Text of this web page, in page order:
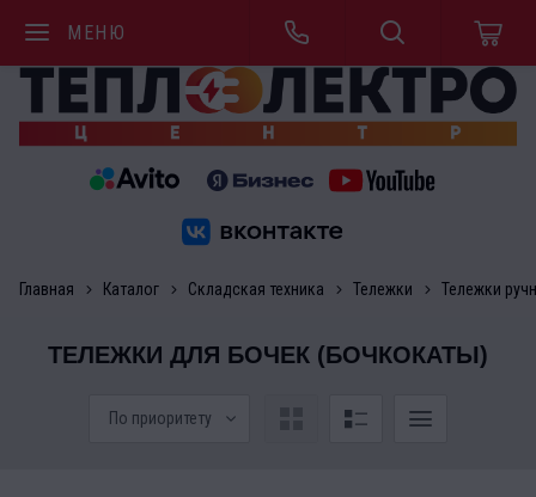
МЕНЮ
Главная Каталог Складская техника Тележки Тележки
ТЕЛЕЖКИ ДЛЯ БОЧЕК (БОЧКОКАТЫ)
По приоритету